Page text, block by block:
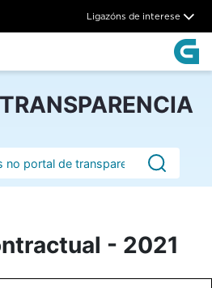
-
Ligazóns de interese
- 2021